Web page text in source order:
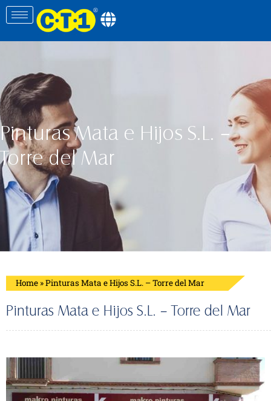
Pinturas Mata e Hijos S.L. –
Torre del Mar
Home »Pinturas Mata e Hijos S.L. – Torre del Mar
Pinturas Mata e Hijos S.L. – Torre del Mar